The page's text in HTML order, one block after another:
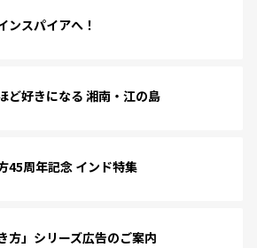
ンスパイアへ！
ど好きになる 湘南・江の島
45周年記念 インド特集
方」シリーズ広告のご案内